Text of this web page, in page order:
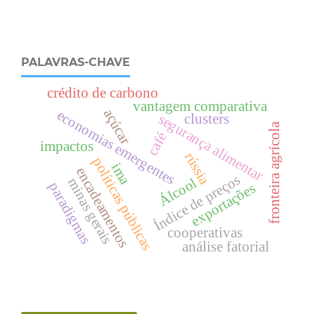
PALAVRAS-CHAVE
economias emergentes
políticas públicas
segurança alimentar
Índice de preços
açúcar
Álcoolexportações
vantagem comparativa
cooperativas
crédito de carbono
impactos
encadeamentos
minas gerais
café
análise fatorial
clusters
fronteira agrícola
ima
paradigmas
rússia